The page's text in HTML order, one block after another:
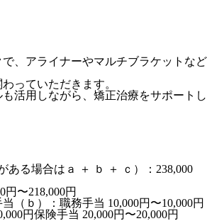
、アライナーやマルチブラケットなど
っていただきます。
活用しながら、矯正治療をサポートし
ある場合はａ ＋ ｂ ＋ ｃ）：238,000
〜218,000円
（ｂ）：職務手当 10,000円〜10,000円
円保険手当 20,000円〜20,000円